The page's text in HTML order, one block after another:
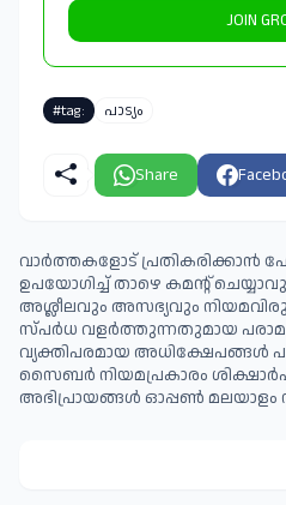
JOIN
#tag: പാട്യം
Share
വാർത്തകളോട്
ഉപയോഗിച്ച് താഴെ കമന്റ്
അശ്ലീലവും അസഭ്യവും
സ്പര്‍ധ വളര്‍ത്തുന്നതുമായ
വ്യക്തിപരമായ അധിക്ഷേപങ്ങള്‍
സൈബര്‍ നിയമപ്രകാരം
അഭിപ്രായങ്ങള്‍ ഓപ്പൺ മലയാളം